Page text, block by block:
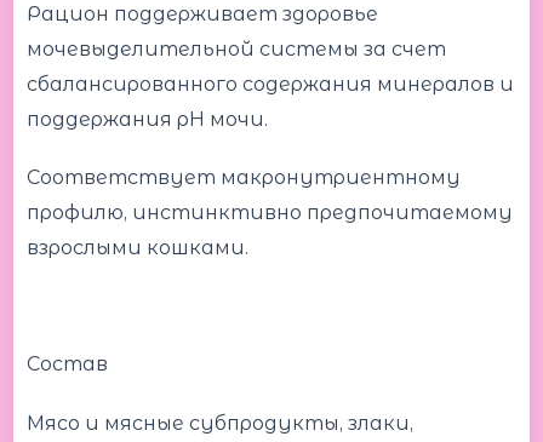
Рацион поддерживает здоровье
мочевыделительной системы за счет
сбалансированного cодержания минералов и
поддержания рН мочи.
Соответствует макронутриентному
профилю, инстинктивно предпочитаемому
взрослыми кошками.
Состав
Мясо и мясные субпродукты, злаки,